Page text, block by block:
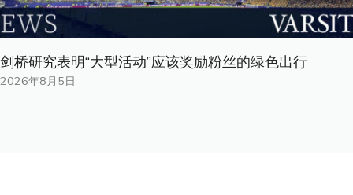
剑桥研究表明“大型活动”应该奖励粉丝的绿色出行
2026年8月5日